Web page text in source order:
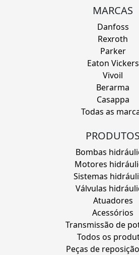
MARCAS
Danfoss
Rexroth
Parker
Eaton Vickers
Vivoil
Berarma
Casappa
Todas as
PRODUTOS
Bombas
Motores
Sistemas
Válvulas
Atuadores
Acessórios
Transmissão de
Todos os
Peças de